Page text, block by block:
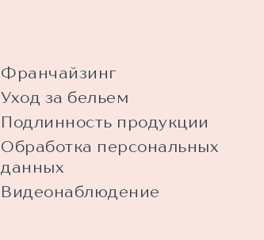
Франчайзинг
Уход за бельем
Подлинность продукции
Обработка персональных
данных
Видеонаблюдение